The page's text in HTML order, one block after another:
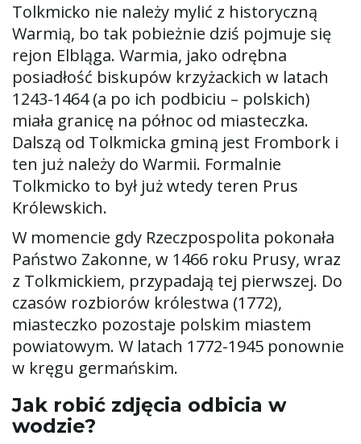
ę
Tolkmicko nie należy mylić z historyczną
Warmią, bo tak pobieżnie dziś pojmuje się
rejon Elbląga. Warmia, jako odrębna
posiadłość biskupów krzyżackich w latach
1243-1464 (a po ich podbiciu – polskich)
miała granicę na północ od miasteczka.
Dalszą od Tolkmicka gminą jest Frombork i
ten już należy do Warmii. Formalnie
Tolkmicko to był już wtedy teren Prus
Królewskich.
W momencie gdy Rzeczpospolita pokonała
Państwo Zakonne, w 1466 roku Prusy, wraz
z Tolkmickiem, przypadają tej pierwszej. Do
czasów rozbiorów królestwa (1772),
miasteczko pozostaje polskim miastem
powiatowym. W latach 1772-1945 ponownie
w kręgu germańskim.
Jak robić zdjęcia odbicia w
wodzie?